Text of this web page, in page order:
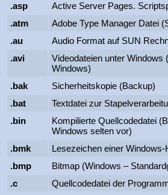
.asp
Active Server Pages.
.atm
Adobe Type Manager Datei
.au
Audio Format auf SUN
.avi
Videodateien unter Windows
Windows)
.bak
Sicherheitskopie (Backup)
.bat
Textdatei zur
.bin
Kompilierte Quellcodedatei
Windows selten vor)
.bmk
Lesezeichen einer Windows-
.bmp
Bitmap (Windows –
.c
Quellcodedatei der